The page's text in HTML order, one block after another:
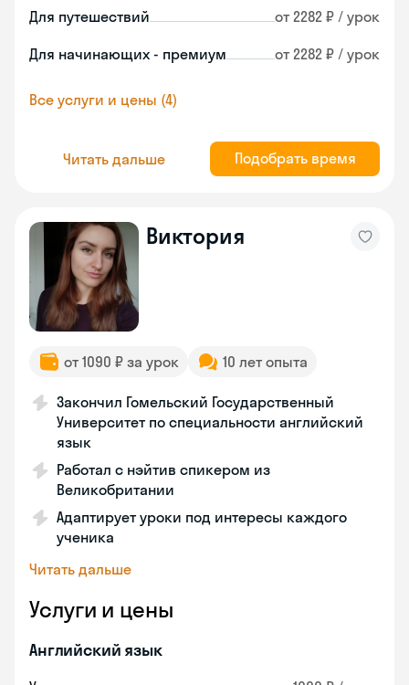
Для путешествий от 2282 ₽ / урок
Для начинающих - премиум от 2282 ₽ / урок
Все услуги и цены (4)
Читать дальше Подобрать время
Виктория
от 1090 ₽ за урок 10 лет опыта
Закончил Гомельский Государственный
Университет по специальности английский
язык
Работал с нэйтив спикером из
Великобритании
Адаптирует уроки под интересы каждого
ученика
Читать дальше
Услуги и цены
Английский язык